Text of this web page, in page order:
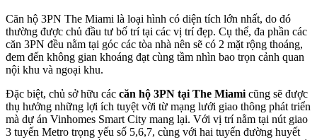
Căn hộ 3PN The Miami là loại hình có diện tích lớn nhất, do đó
thường được chủ đầu tư bố trí tại các vị trí đẹp. Cụ thể, đa phần các
căn 3PN đều nằm tại góc các tòa nhà nên sẽ có 2 mặt rộng thoáng,
đem đến không gian khoáng đạt cùng tầm nhìn bao trọn cảnh quan
nội khu và ngoại khu.
Đặc biệt, chủ sở hữu các căn hộ 3PN tại The Miami cũng sẽ được
thụ hưởng những lợi ích tuyệt vời từ mạng lưới giao thông phát triển
mà dự án Vinhomes Smart City mang lại. Với vị trí nằm tại nút giao
3 tuyến Metro trọng yếu số 5,6,7, cùng với hai tuyến đường huyết